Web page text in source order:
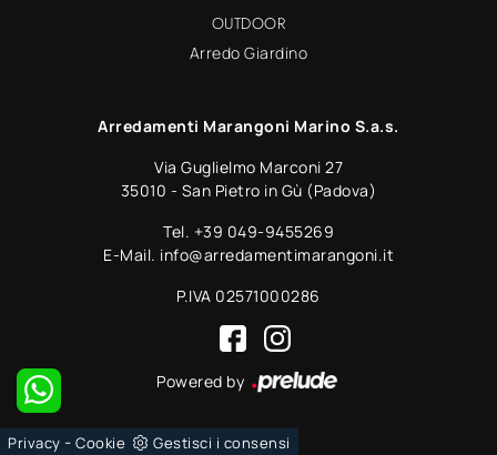
OUTDOOR
Arredo Giardino
Arredamenti Marangoni Marino S.a.s.
Via Guglielmo Marconi 27
35010 - San Pietro in Gù (Padova)
Tel. +39 049-9455269
E-Mail. info@arredamentimarangoni.it
P.IVA 02571000286
Powered by
Privacy - Cookie Gestisci i consensi